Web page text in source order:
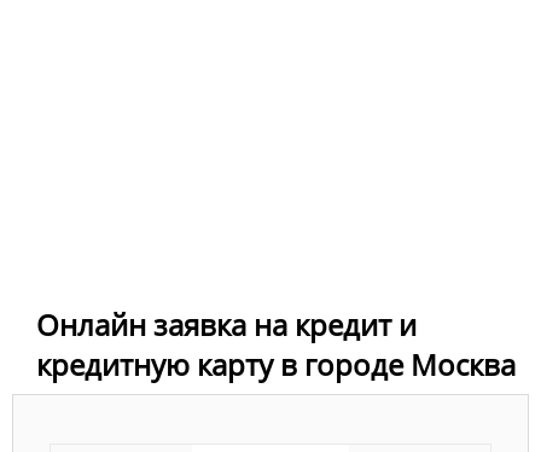
Онлайн заявка на кредит и
кредитную карту в городе Москва